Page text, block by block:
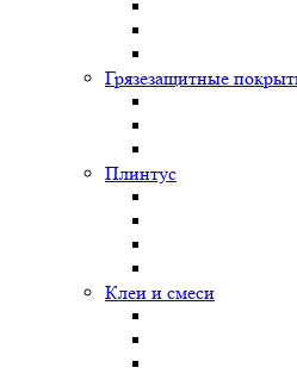
Грязезащитные
Плинтус
Клеи и смеси